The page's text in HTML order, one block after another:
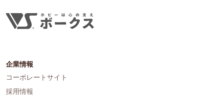
企業情報
コーポレートサイト
採用情報